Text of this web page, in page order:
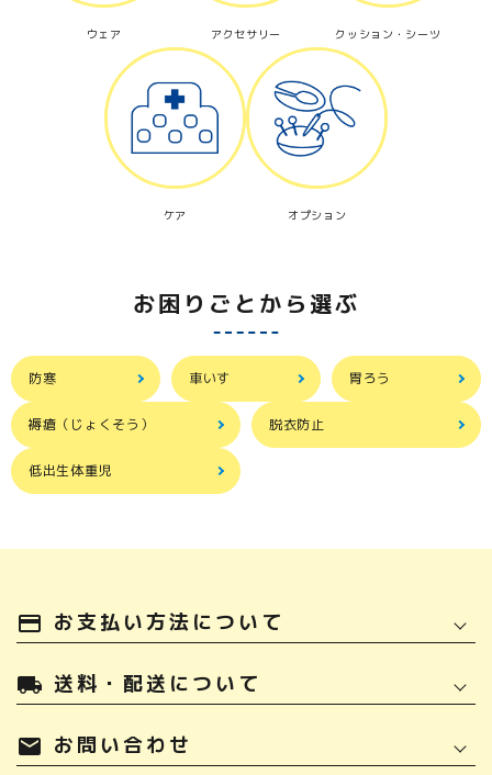
ウェア アクセサリー クッション・シーツ
ケア オプション
お困りごとから選ぶ
防寒 車いす 胃ろう
褥瘡（じょくそう） 脱衣防止
低出生体重児
payment お支払い方法について
local_shipping 送料・配送について
mail お問い合わせ